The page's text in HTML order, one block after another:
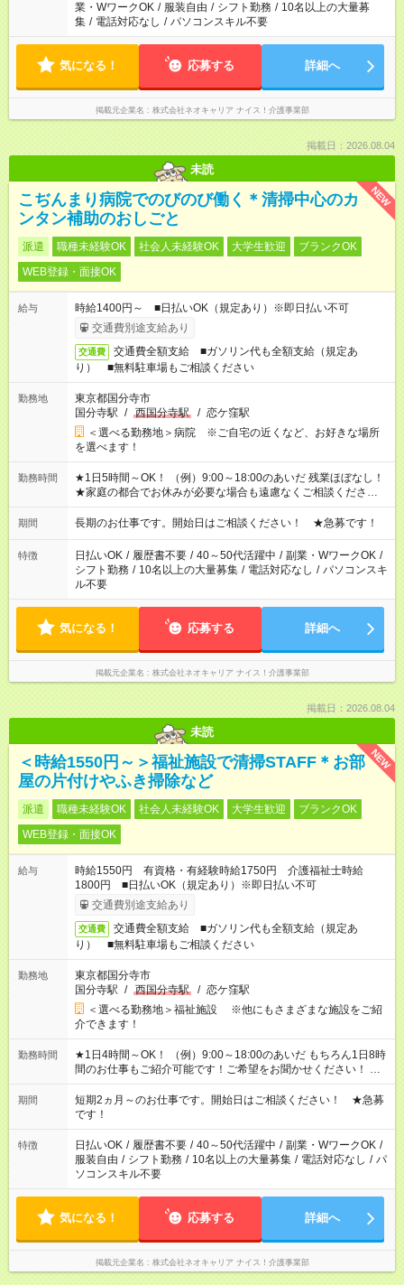
業・WワークOK / 服装自由 / シフト勤務 / 10名以上の大量募
集 / 電話対応なし / パソコンスキル不要
気になる！ 応募する 詳細へ
掲載元企業名 株式会社ネオキャリア ナイス！介護事業部
掲載日：2026.08.04
未読
NEW
こぢんまり病院でのびのび働く＊清掃中心のカ
ンタン補助のおしごと
派遣 職種未経験OK 社会人未経験OK 大学生歓迎
ブランクOK
WEB登録・面接OK
給与
時給1400円～ ■日払いOK（規定あり）※即日払い不可
交通費別途支給あり
交通費
交通費全額支給 ■ガソリン代も全額支給（規定あ
り） ■無料駐車場もご相談ください
勤務地
東京都国分寺市
国分寺駅 / 西国分寺駅 / 恋ケ窪駅
＜選べる勤務地＞病院 ※ご自宅の近くなど、お好きな場所
を選べます！
勤務時間
★1日5時間～OK！ （例）9:00～18:00のあいだ 残業ほぼなし！
★家庭の都合でお休みが必要な場合も遠慮なくご相談ください。
※シフトはご希望に合わせて調整可能です。 その他、 ＊週4日・
1日7時間 ＊日勤のみ ＊土日休み ＊午前だけ・午後だけ ＊平日
仕事をご紹介できます！ 登録の際に、あなたのご希望をお聞か
せください。
期間 長期のお仕事です。開始日はご相談ください！ ★急募です！
特徴 日払いOK / 履歴書不要 / 40～50代活躍中 / 副業・WワークOK /
シフト勤務 / 10名以上の大量募集 / 電話対応なし / パソコンスキ
ル不要
気になる！ 応募する 詳細へ
掲載元企業名 株式会社ネオキャリア ナイス！介護事業部
掲載日：2026.08.04
未読
NEW
＜時給1550円～＞福祉施設で清掃STAFF＊お部
屋の片付けやふき掃除など
派遣 職種未経験OK 社会人未経験OK 大学生歓迎
ブランクOK
WEB登録・面接OK
給与
時給1550円 有資格・有経験時給1750円 介護福祉士時給
1800円 ■日払いOK（規定あり）※即日払い不可
交通費別途支給あり
交通費
交通費全額支給 ■ガソリン代も全額支給（規定あ
り） ■無料駐車場もご相談ください
勤務地
東京都国分寺市
国分寺駅 / 西国分寺駅 / 恋ケ窪駅
＜選べる勤務地＞福祉施設 ※他にもさまざまな施設をご紹
介できます！
勤務時間
★1日4時間～OK！ （例）9:00～18:00のあいだ もちろん1日8時
間のお仕事もご紹介可能です！ご希望をお聞かせください！ ★
家庭の都合でお休みが必要な場合も遠慮なくご相談ください。
※週最低15時間以上の勤務が必要です
期間
短期2ヵ月～のお仕事です。開始日はご相談ください！ ★急募
です！
特徴 日払いOK / 履歴書不要 / 40～50代活躍中 / 副業・WワークOK /
服装自由 / シフト勤務 / 10名以上の大量募集 / 電話対応なし / パ
ソコンスキル不要
気になる！ 応募する 詳細へ
掲載元企業名 株式会社ネオキャリア ナイス！介護事業部